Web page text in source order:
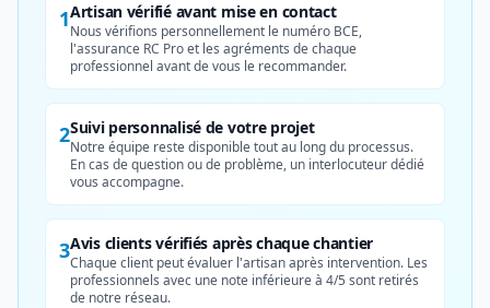
1Artisan vérifié avant mise en contact
Nous vérifions personnellement le numéro BCE,
l'assurance RC Pro et les agréments de chaque
professionnel avant de vous le recommander.
2Suivi personnalisé de votre projet
Notre équipe reste disponible tout au long du processus.
En cas de question ou de problème, un interlocuteur dédié
vous accompagne.
3Avis clients vérifiés après chaque chantier
Chaque client peut évaluer l'artisan après intervention. Les
professionnels avec une note inférieure à 4/5 sont retirés
de notre réseau.